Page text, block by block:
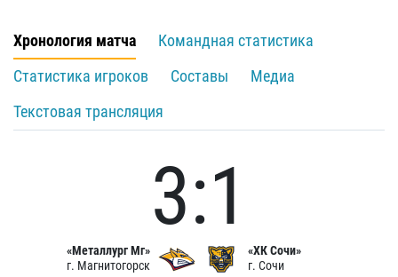
Хронология матча
Командная статистика
Статистика игроков
Составы
Медиа
Текстовая трансляция
«Металлург Мг»
г. Магнитогорск
3:1
«ХК Сочи»
г. Сочи